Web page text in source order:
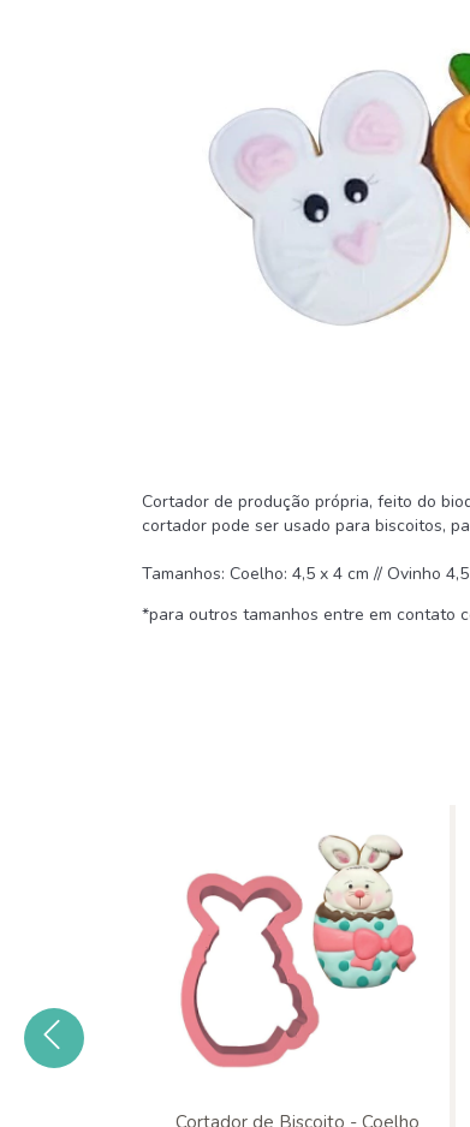
Cortador de produção própria, feito do
cortador pode ser usado para biscoitos,
Tamanhos: Coelho: 4,5 x 4 cm // Ovinho
*para outros tamanhos entre em contato
Cortador de Biscoito - Coelho